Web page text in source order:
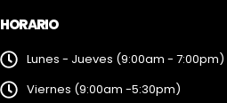
HORARIO
Lunes - Jueves (9:00am - 7:00pm)
Viernes (9:00am -5:30pm)